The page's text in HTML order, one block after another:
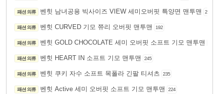
패션 의류 벤힛 남녀공용 빅사이즈 VIEW 세미오버핏 특양면 맨투맨 224
패션 의류 벤힛 CURVED 기모 쮸리 오버핏 맨투맨 192
패션 의류 벤힛 GOLD CHOCOLATE 세미 오버핏 소프트 기모 맨투맨
패션 의류 벤힛 HEART IN 소프트 기모 맨투맨 245
패션 의류 벤힛 쿠키 자수 소프트 목폴라 긴팔 티셔츠 235
패션 의류 벤힛 Active 세미 오버핏 소프트 기모 맨투맨 224